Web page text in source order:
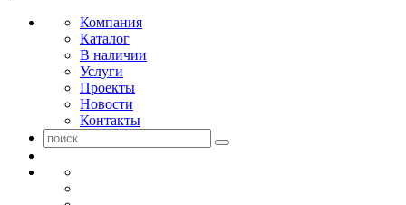
Компания
Каталог
В наличии
Услуги
Проекты
Новости
Контакты